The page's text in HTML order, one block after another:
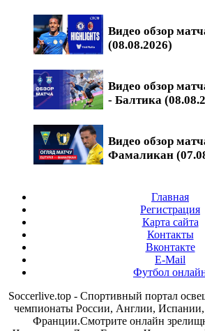
Видео обзор
(08.08.2026)
Видео обзор
- Балтика
Видео обзор
Фамаликан
Главная
Регистрация
Карта сайта
Контакты
Вконтакте
E-Mail
Футбол
Soccerlive.top - Спортивный портал
чемпионаты России, Англии,
Франции.Смотрите онлайн